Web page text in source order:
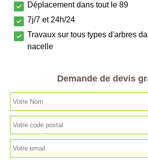
Déplacement dans tout le 89
7j/7 et 24h/24
Travaux sur tous types d'arbres
nacelle
Demande de devis